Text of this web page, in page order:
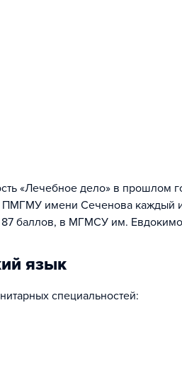
«Лечебное дело» в прошлом
ПМГМУ имени Сеченова
баллов, в МГМСУ им.
язык
специальностей: